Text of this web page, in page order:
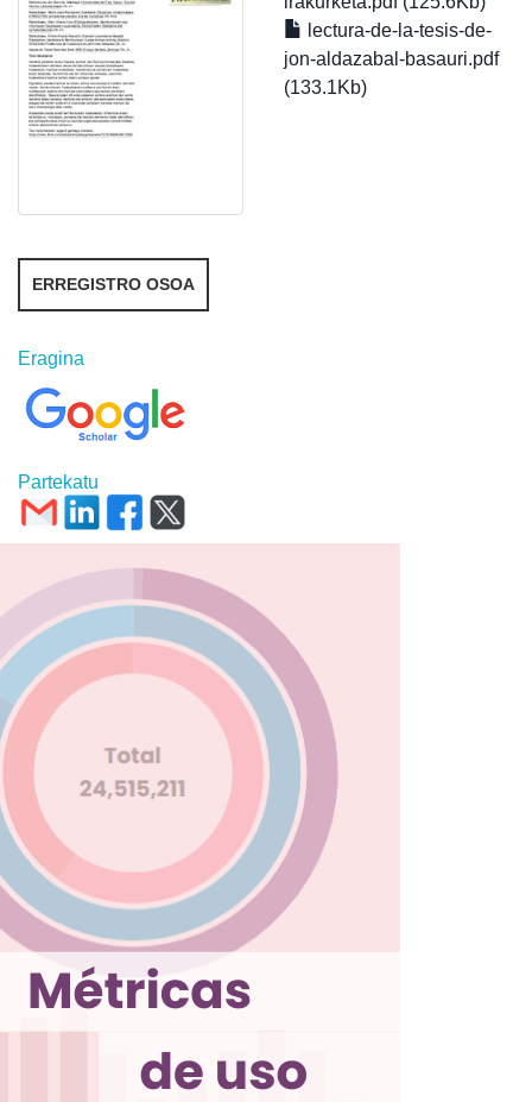
lectura-de-la-tesis-de-
jon-aldazabal-basauri.pdf
(133.1Kb)
ERREGISTRO OSOA
Eragina
Partekatu